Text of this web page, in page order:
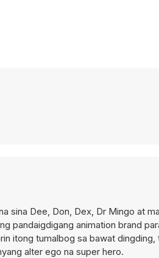
sina Dee, Don, Dex, Dr Mingo at
pandaigdigang animation brand
itong tumalbog sa bawat dingding,
alter ego na super hero.